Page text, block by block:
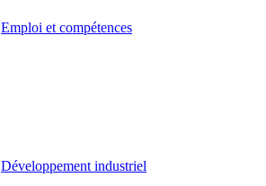
Emploi et compétences
Développement industriel